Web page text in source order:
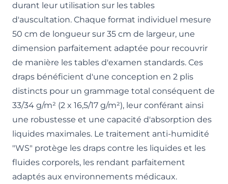
durant leur utilisation sur les tables
d'auscultation. Chaque format individuel mesure
50 cm de longueur sur 35 cm de largeur, une
dimension parfaitement adaptée pour recouvrir
de manière les tables d'examen standards. Ces
draps bénéficient d'une conception en 2 plis
distincts pour un grammage total conséquent de
33/34 g/m² (2 x 16,5/17 g/m²), leur conférant ainsi
une robustesse et une capacité d'absorption des
liquides maximales. Le traitement anti-humidité
"WS" protège les draps contre les liquides et les
fluides corporels, les rendant parfaitement
adaptés aux environnements médicaux.